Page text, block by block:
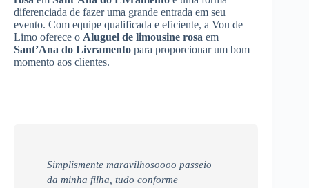
diferenciada de fazer uma grande entrada em seu
evento. Com equipe qualificada e eficiente, a Vou de
Limo oferece o Aluguel de limousine rosa em
Sant’Ana do Livramento para proporcionar um bom
momento aos clientes.
Simplismente maravilhosoooo passeio
da minha filha, tudo conforme